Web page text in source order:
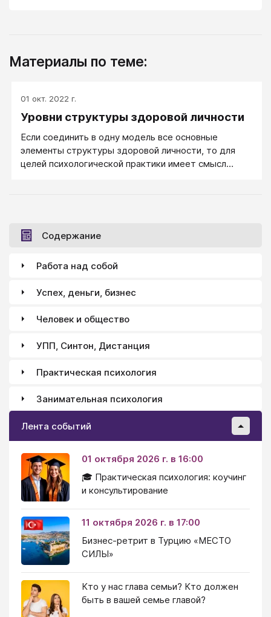
Материалы по теме:
01 окт. 2022 г.
Уровни структуры здоровой личности
Если соединить в одну модель все основные
элементы структуры здоровой личности, то для
целей психологической практики имеет смысл
привычки, убеждения и планы, способности, знания
и умения.
Содержание
Работа над собой
Успех, деньги, бизнес
Человек и общество
УПП, Синтон, Дистанция
Практическая психология
Занимательная психология
Лента событий
01 октября 2026 г. в 16:00
🎓 Практическая психология: коучинг
и консультирование
11 октября 2026 г. в 17:00
Бизнес-ретрит в Турцию «МЕСТО
СИЛЫ»
Кто у нас глава семьи? Кто должен
быть в вашей семье главой?